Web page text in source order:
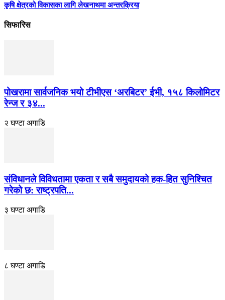
कृषि क्षेत्रको विकासका लागि लेखनाथमा अन्तरक्रिया
सिफारिस
पोखरामा सार्वजनिक भयो टीभीएस ‘अरबिटर’ ईभी, १५८ किलोमिटर
रेन्ज र ३४...
२ घण्टा अगाडि
संविधानले विविधतामा एकता र सबै समुदायको हक-हित सुनिश्चित
गरेको छ: राष्ट्रपति...
३ घण्टा अगाडि
८ घण्टा अगाडि